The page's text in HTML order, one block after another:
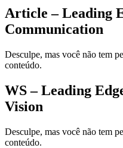
Article – Leading
Communication
Desculpe, mas você não tem
conteúdo.
WS – Leading
Vision
Desculpe, mas você não tem
conteúdo.